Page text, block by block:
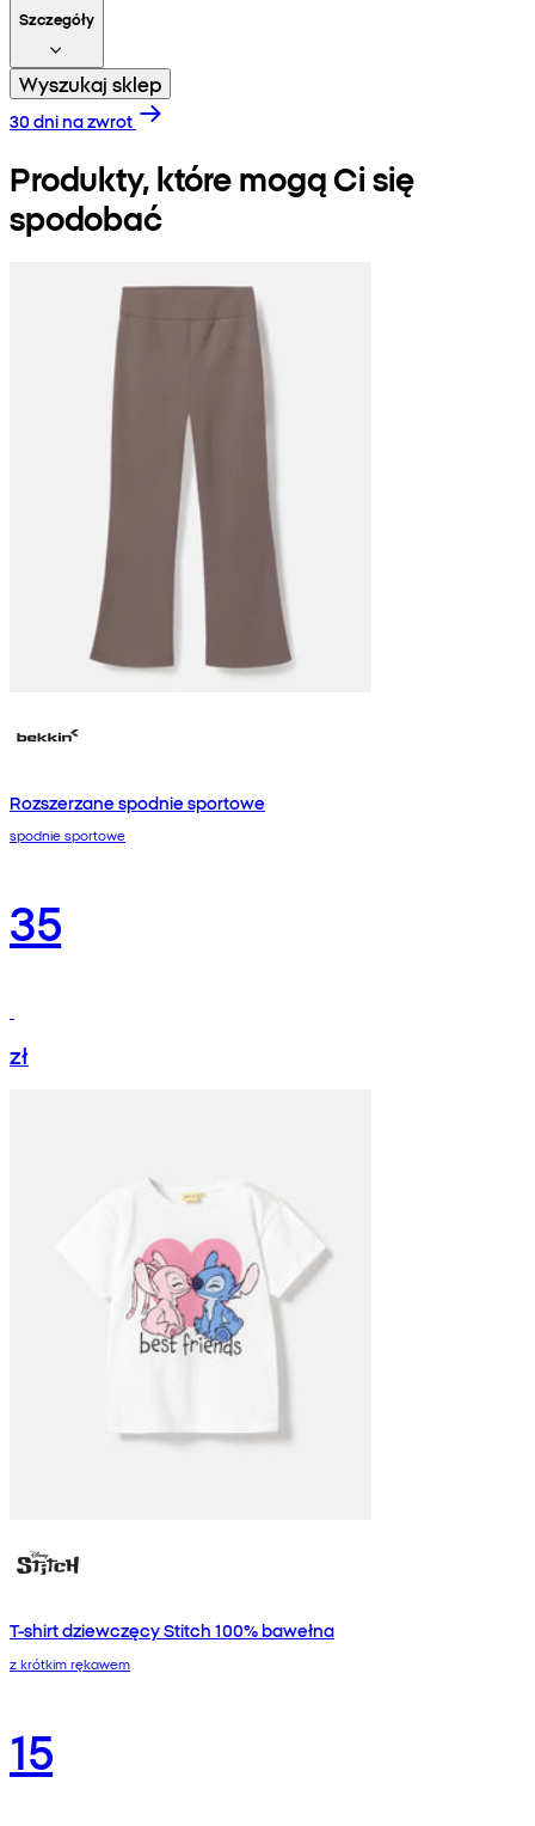
Szczegóły
Wyszukaj sklep
30 dni na zwrot
Produkty, które mogą Ci się
spodobać
Rozszerzane spodnie sportowe
spodnie sportowe
35
zł
T-shirt dziewczęcy Stitch 100% bawełna
z krótkim rękawem
15